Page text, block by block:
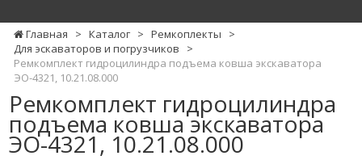
Главная > Каталог > Ремкоплекты
>
Для эскаваторов и погрузчиков
>
Ремкомплект гидроцилиндра подъема ковша экскаватора
ЭО-4321, 10.21.08.000
Ремкомплект гидроцилиндра
подъема ковша экскаватора
ЭО-4321, 10.21.08.000